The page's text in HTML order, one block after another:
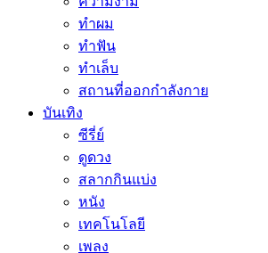
ทำผม
ทำฟัน
ทำเล็บ
สถานที่ออกกำลังกาย
บันเทิง
ซีรี่ย์
ดูดวง
สลากกินแบ่ง
หนัง
เทคโนโลยี
เพลง